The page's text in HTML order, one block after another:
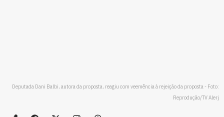
Deputada Dani Balbi, autora da proposta, reagiu com veemência à rejeição da proposta - Foto:
Reprodução/TV Alerj